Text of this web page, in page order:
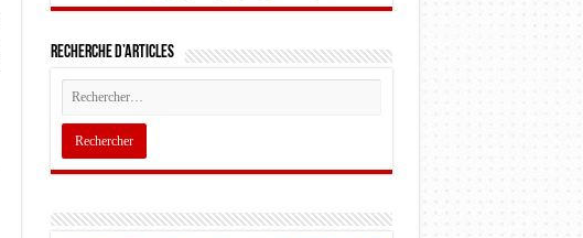
Recherche d’articles